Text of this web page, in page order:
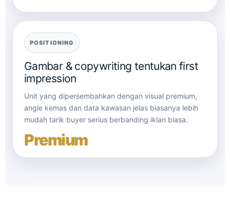
POSITIONING
Gambar & copywriting tentukan first
impression
Unit yang dipersembahkan dengan visual premium,
angle kemas dan data kawasan jelas biasanya lebih
mudah tarik buyer serius berbanding iklan biasa.
Premium